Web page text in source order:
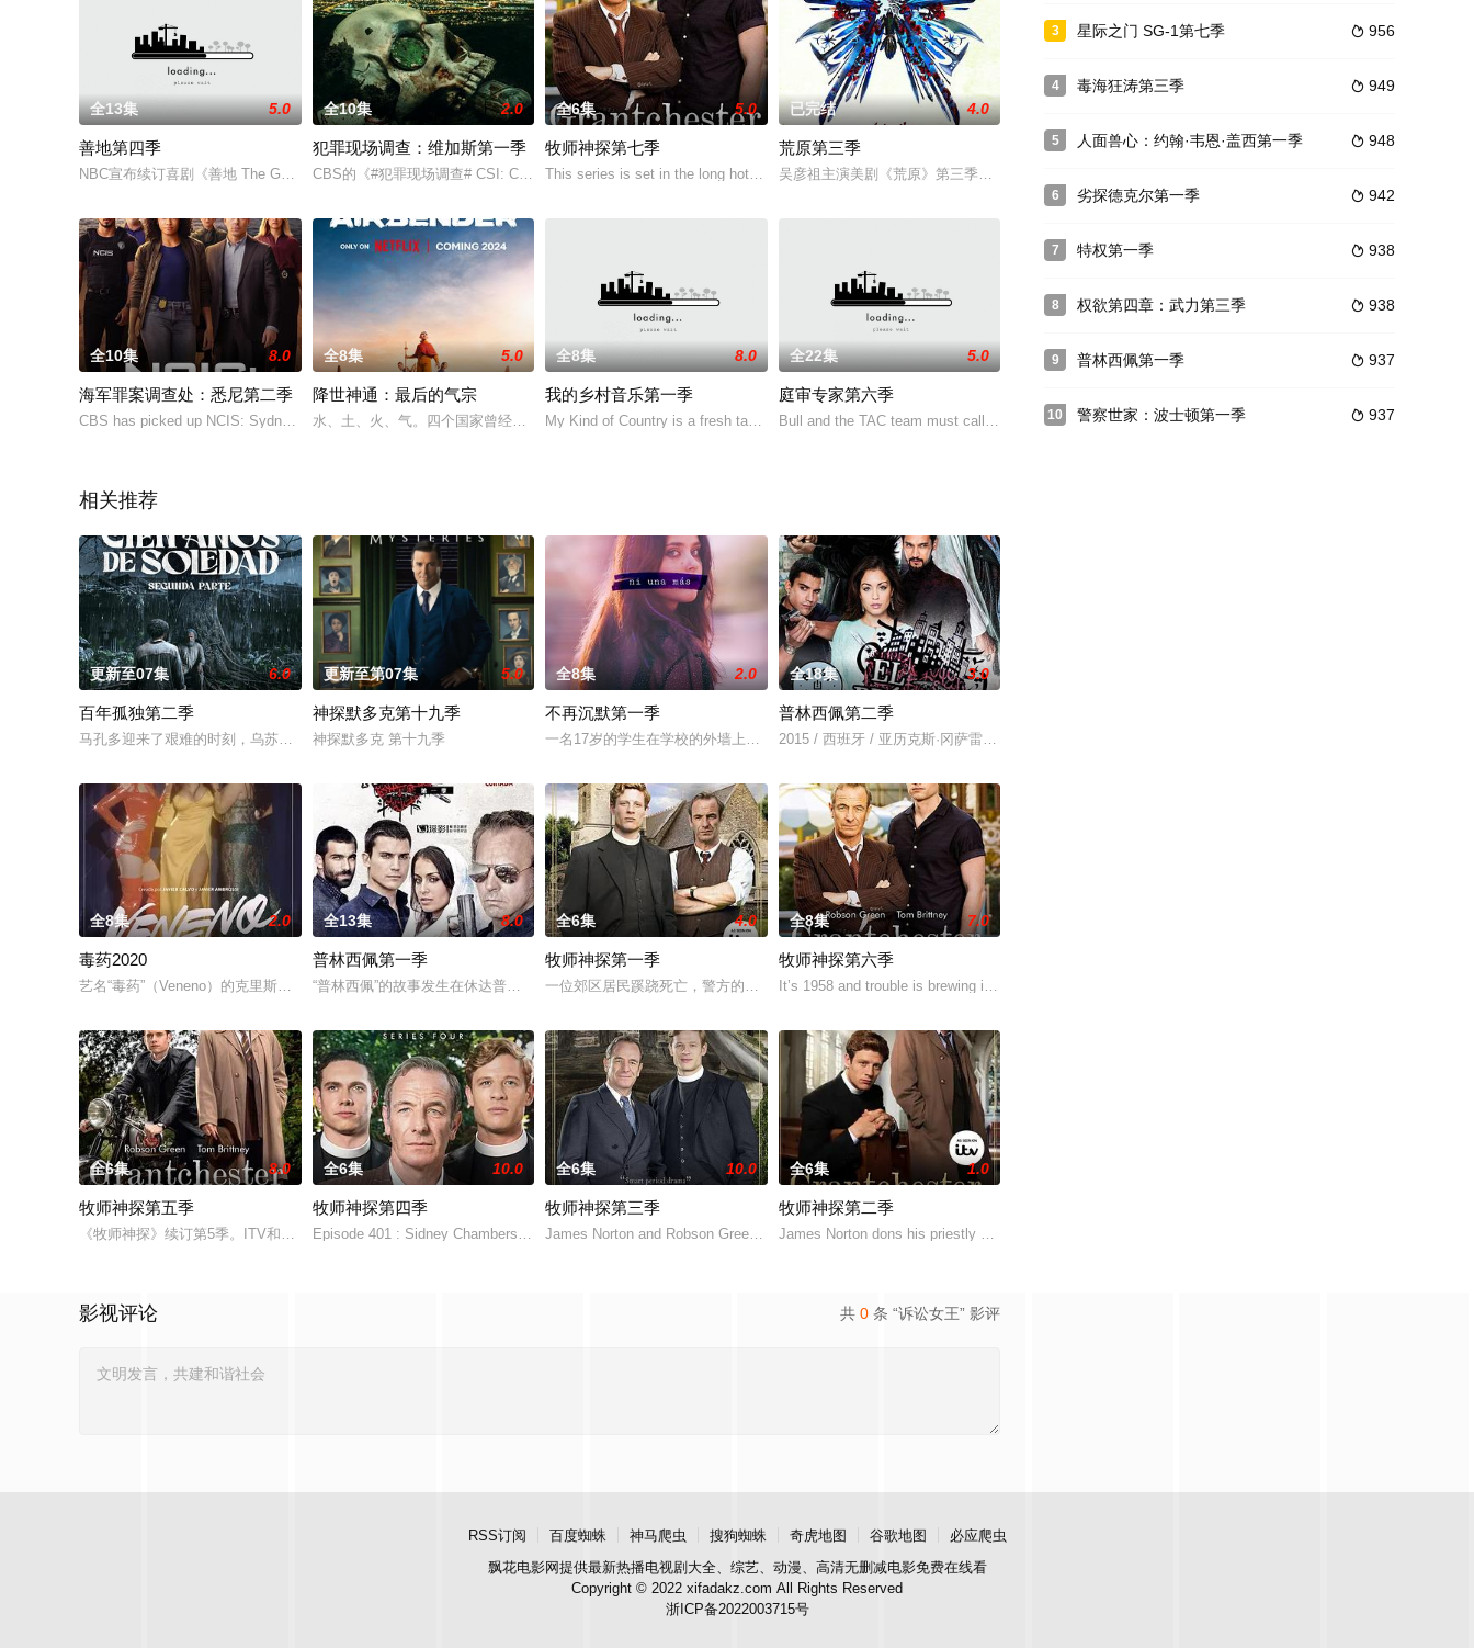
全13集 5.0
善地第四季
NBC宣布续订喜剧《善地 The Good Place》第四季，新季尚未知多少集，但如果照惯例的话应该也是半季13集左右。新的一季
全10集 2.0
犯罪现场调查：维加斯第一季
CBS的《#犯罪现场调查# CSI: Crime Scene Investigation》事续篇剧现在定名为《犯罪现场调查：维加斯
全6集 5.0
牧师神探第七季
This series is set in the long hot summer of 1959 and wedding sea
已完结 4.0
荒原第三季
吴彦祖主演美剧《荒原》第三季获得AMC续订，第三季将增加到16集，2018年开播。
全10集 8.0
海军罪案调查处：悉尼第二季
CBS has picked up NCIS: Sydney for a second season. The procedura
全8集 5.0
降世神通：最后的气宗
水、土、火、气。四个国家曾经和睦相处，四种元素的主宰降世神通维持着他们之间的和平。但是当烈火国进攻并消灭了气和牧族之后，一切都改变
全8集 8.0
我的乡村音乐第一季
My Kind of Country is a fresh take on a competition series, break
全22集 5.0
庭审专家第六季
Bull and the TAC team must call upon all their collective experie
相关推荐
更新至07集 6.0
百年孤独第二季
马孔多迎来了艰难的时刻，乌苏拉·伊瓜兰的诅咒成真，和平越来越难维持……该剧改编自诺贝尔文学奖得主加西亚·马尔克斯的同名小说。
更新至第07集 5.0
神探默多克第十九季
神探默多克 第十九季
全8集 2.0
不再沉默第一季
一名17岁的学生在学校的外墙上挂了一块写着“小心：有强奸犯躲在这里”的广告牌之后，她的生活发生了巨大的转变。
全18集 3.0
普林西佩第二季
2015 / 西班牙 / 亚历克斯·冈萨雷斯,伊巴·阿布克,何塞·科罗纳多,鲁本·科尔达达,斯塔尼·科佩,波·杜拉,赫苏斯·卡
全8集 2.0
毒药2020
艺名“毒药”（Veneno）的克里斯蒂娜·奥尔蒂斯（Cristina Ortiz）是西班牙九十年代最知名的跨性别电视艺人、LGBT
全13集 8.0
普林西佩第一季
“普林西佩”的故事发生在休达普林西佩区，在那里警察弗兰使用一些非常规手段维持秩序，警察莫里为了调查是否有警局人员和恐怖袭击组织之间
全6集 4.0
牧师神探第一季
一位郊区居民蹊跷死亡，警方的公开声明与事实不符，郊区牧师Sidney Chambers感觉事情另有玄机。为了弄清真相，他决定独自展
全8集 7.0
牧师神探第六季
It’s 1958 and trouble is brewing in the Cambridgeshire village of
全6集 8.0
牧师神探第五季
《牧师神探》续订第5季。ITV和PBS Masterpiece联手打造，新季将设定在1957年的剑桥，今年夏天在剑桥郡实地开拍，主
全6集 10.0
牧师神探第四季
Episode 401 : Sidney Chambers attends a talk by the Reverend Nath
全6集 10.0
牧师神探第三季
James Norton and Robson Green return as the unlikely 1950s crime
全6集 1.0
牧师神探第二季
James Norton dons his priestly collar and Robson Green (Reckless)
共 0 条 “诉讼女王” 影评
影视评论
3  956
星际之门 SG-1第七季
4  949
毒海狂涛第三季
5  948
人面兽心：约翰·韦恩·盖西第一季
6  942
劣探德克尔第一季
7  938
特权第一季
8  938
权欲第四章：武力第三季
9  937
普林西佩第一季
10  937
警察世家：波士顿第一季
RSS订阅 百度蜘蛛 神马爬虫 搜狗蜘蛛 奇虎地图 谷歌地图
必应爬虫
飘花电影网提供最新热播电视剧大全、综艺、动漫、高清无删减电影免费在线看
Copyright © 2022 xifadakz.com All Rights Reserved
浙ICP备2022003715号